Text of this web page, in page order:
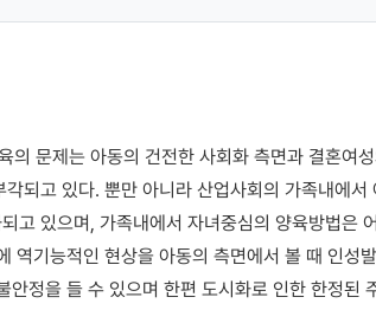
의 문제는 아동의 건전한 사회화 측면과 결혼여
되고 있다. 뿐만 아니라 산업사회의 가족내에
고 있으며, 가족내에서 자녀중심의 양육방법은
역기능적인 현상을 아동의 측면에서 볼 때 인성
안정을 들 수 있으며 한편 도시화로 인한 한정된